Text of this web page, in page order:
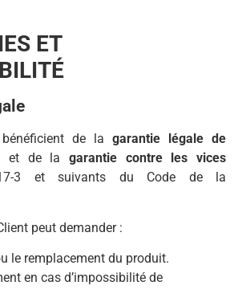
ET
de la garantie légale de
et de la garantie contre les vices
3 et suivants du Code de la
peut demander :
le remplacement du produit.
en cas d’impossibilité de